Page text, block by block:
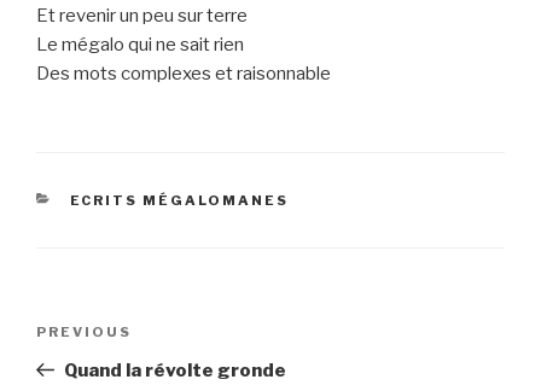
Et revenir un peu sur terre
Le mégalo qui ne sait rien
Des mots complexes et raisonnable
CATEGORIES
ECRITS MÉGALOMANES
Previous
Post
PREVIOUS
Quand la révolte gronde